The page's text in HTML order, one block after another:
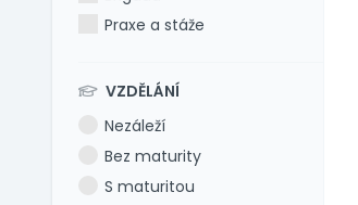
Praxe a stáže
VZDĚLÁNÍ
Nezáleží
Bez maturity
S maturitou